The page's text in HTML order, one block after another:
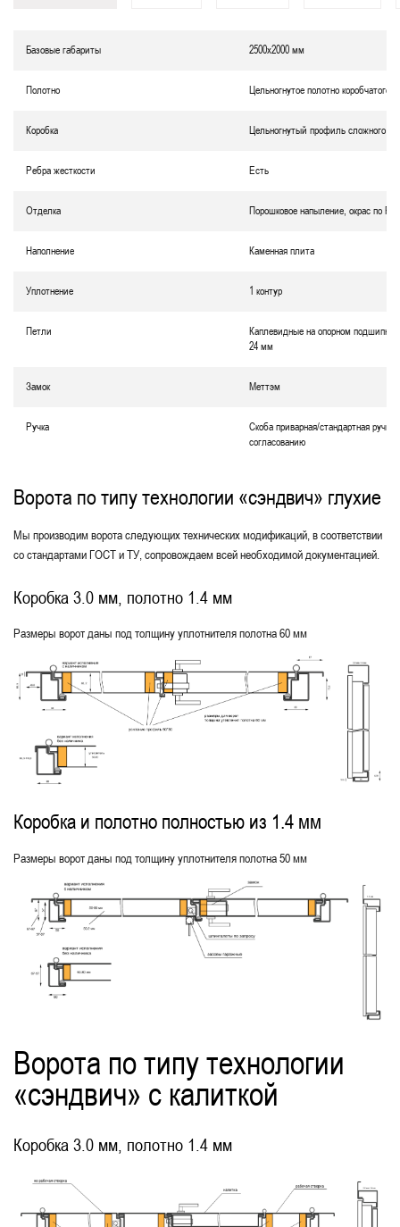
Базовые габариты 2500х2000 мм
Полотно Цельногнутое полотно коробчатого
Коробка Цельногнутый профиль сложного
Ребра жесткости Есть
Отделка Порошковое напыление, окрас по
Наполнение Каменная плита
Уплотнение 1 контур
Петли
Каплевидные на опорном
24 мм
Замок Меттэм
Ручка
Скоба приварная/стандартная
согласованию
Ворота по типу технологии «сэндвич» глухие
Мы производим ворота следующих технических модификаций, в соответствии
со стандартами ГОСТ и ТУ, сопровождаем всей необходимой документацией.
Коробка 3.0 мм, полотно 1.4 мм
Размеры ворот даны под толщину уплотнителя полотна 60 мм
Коробка и полотно полностью из 1.4 мм
Размеры ворот даны под толщину уплотнителя полотна 50 мм
Ворота по типу технологии
«сэндвич» с калиткой
Коробка 3.0 мм, полотно 1.4 мм